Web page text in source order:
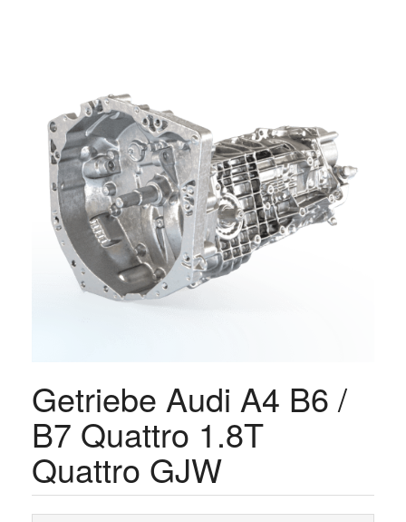
Getriebe Audi A4 B6 /
B7 Quattro 1.8T
Quattro GJW